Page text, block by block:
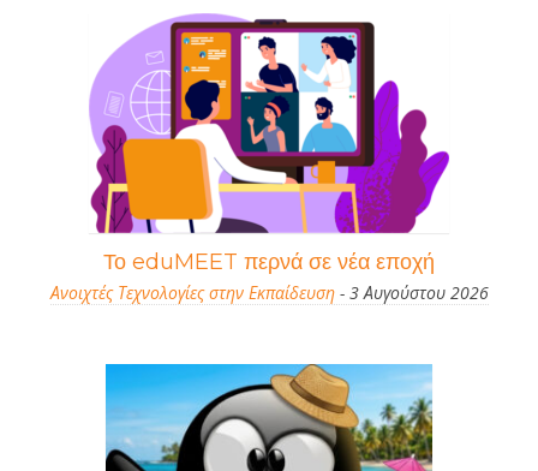
Το eduMEET περνά σε νέα εποχή
Ανοιχτές Τεχνολογίες στην Εκπαίδευση- 3 Αυγούστου 2026